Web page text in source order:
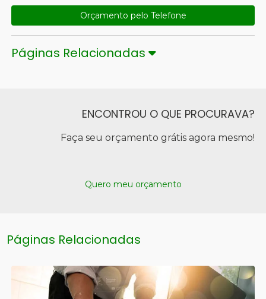
Orçamento pelo Telefone
Páginas Relacionadas
ENCONTROU O QUE PROCURAVA?
Faça seu orçamento grátis agora mesmo!
Quero meu orçamento
Páginas Relacionadas